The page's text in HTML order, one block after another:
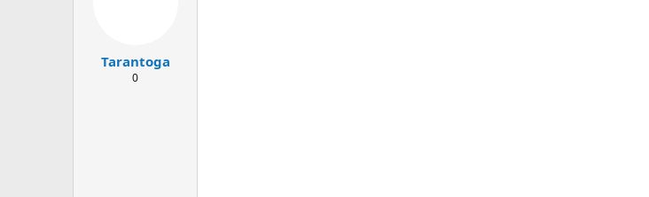
t
Tarantoga
0